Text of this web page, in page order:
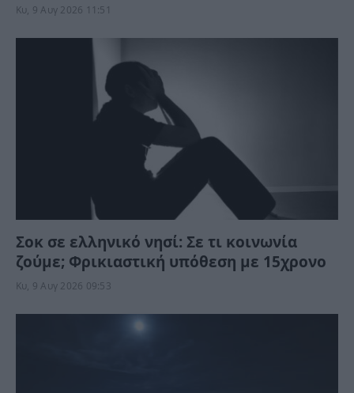
Κυ, 9 Αυγ 2026 11:51
Σοκ σε ελληνικό νησί: Σε τι κοινωνία
ζούμε; Φρικιαστική υπόθεση με 15χρονο
Κυ, 9 Αυγ 2026 09:53